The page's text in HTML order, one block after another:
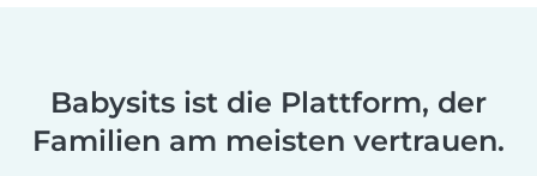
Babysits ist die Plattform, der
Familien am meisten vertrauen.